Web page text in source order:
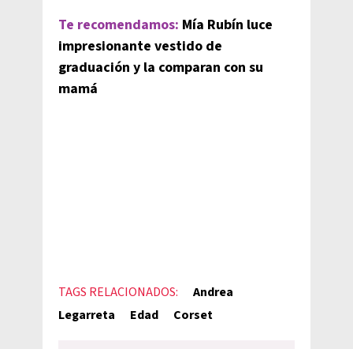
Te recomendamos: Mía Rubín luce
impresionante vestido de
graduación y la comparan con su
mamá
TAGS RELACIONADOS:
Andrea
Legarreta
Edad Corset